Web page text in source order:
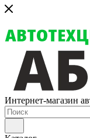
Интернет-магазин